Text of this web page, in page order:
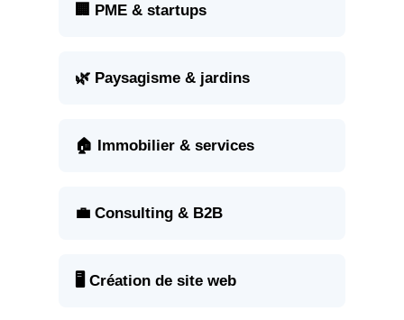
🏢 PME & startups
🌿 Paysagisme & jardins
🏠 Immobilier & services
💼 Consulting & B2B
🖥️ Création de site web